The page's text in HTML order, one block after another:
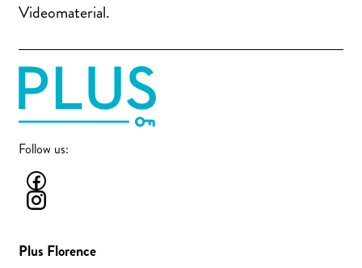
Videomaterial.
Follow us:
Plus Florence